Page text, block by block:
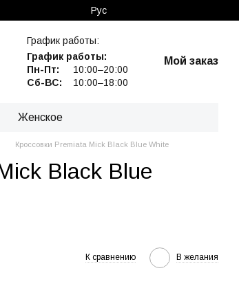
Рус
График работы:
График работы:
Пн-Пт:
10:00–20:00
Сб-ВС:
10:00–18:00
Мой заказ
Женское
Кроссовки Premiata Mick Black Blue White
Black Blue
К сравнению В желания